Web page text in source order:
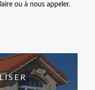
ou à nous appeler.